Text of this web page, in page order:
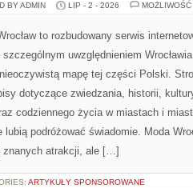
BY ADMIN LIP - 2 - 2026
to rozbudowany serwis
uwzględnieniem
mapę tej części Polski.
dotyczące zwiedzania, historii,
codziennego życia w miastach i
lubią podróżować świadomie. Moda
znanych atrakcji, ale […]
ARTYKUŁY SPONSOROWANE